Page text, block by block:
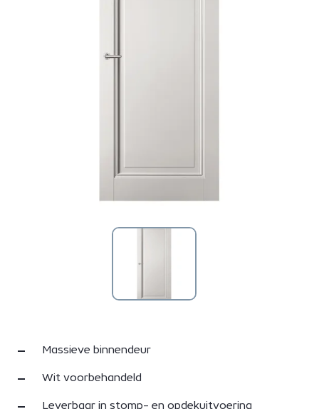
Massieve binnendeur
Wit voorbehandeld
Leverbaar in stomp- en opdekuitvoering